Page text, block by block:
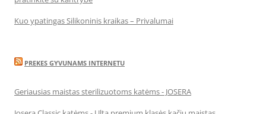
Kuo ypatingas Silikoninis kraikas – Privalumai
PREKES GYVUNAMS INTERNETU
Geriausias maistas sterilizuotoms katėms - JOSERA